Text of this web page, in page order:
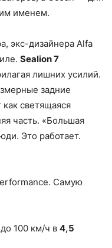
именем.
экс-дизайнера Alfa
Sealion 7
лишних усилий.
задние
светящаяся
часть. «Большая
Это работает.
Самую
100 км/ч в 4,5